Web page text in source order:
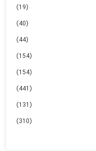
(19)
(40)
(44)
(154)
(154)
(441)
(131)
(310)